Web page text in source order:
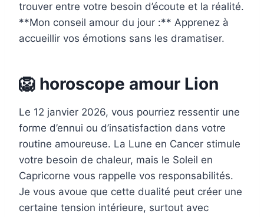
trouver entre votre besoin d’écoute et la réalité.
**Mon conseil amour du jour :** Apprenez à
accueillir vos émotions sans les dramatiser.
🦁 horoscope amour Lion
Le 12 janvier 2026, vous pourriez ressentir une
forme d’ennui ou d’insatisfaction dans votre
routine amoureuse. La Lune en Cancer stimule
votre besoin de chaleur, mais le Soleil en
Capricorne vous rappelle vos responsabilités.
Je vous avoue que cette dualité peut créer une
certaine tension intérieure, surtout avec